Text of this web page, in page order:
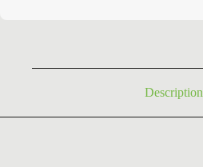
Description